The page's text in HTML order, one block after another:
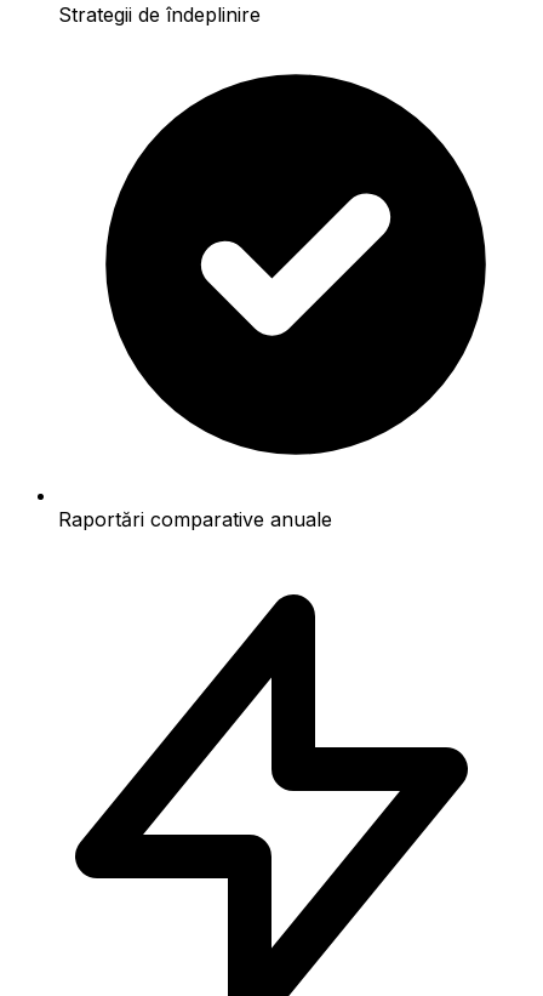
Strategii de îndeplinire
Raportări comparative anuale